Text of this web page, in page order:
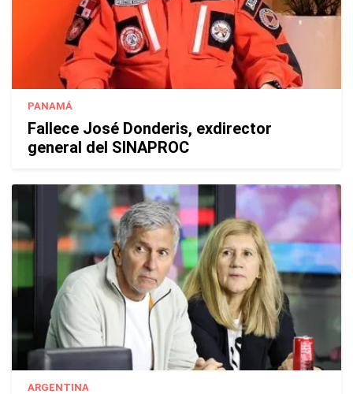
PANAMÁ
Fallece José Donderis, exdirector
general del SINAPROC
ARGENTINA